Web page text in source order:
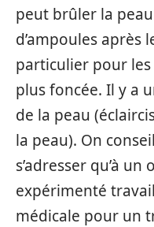
peut brûler la
d’ampoules après
particulier pour
plus foncée. Il y a
de la peau
la peau). On
s’adresser qu’à
expérimenté
médicale pour un